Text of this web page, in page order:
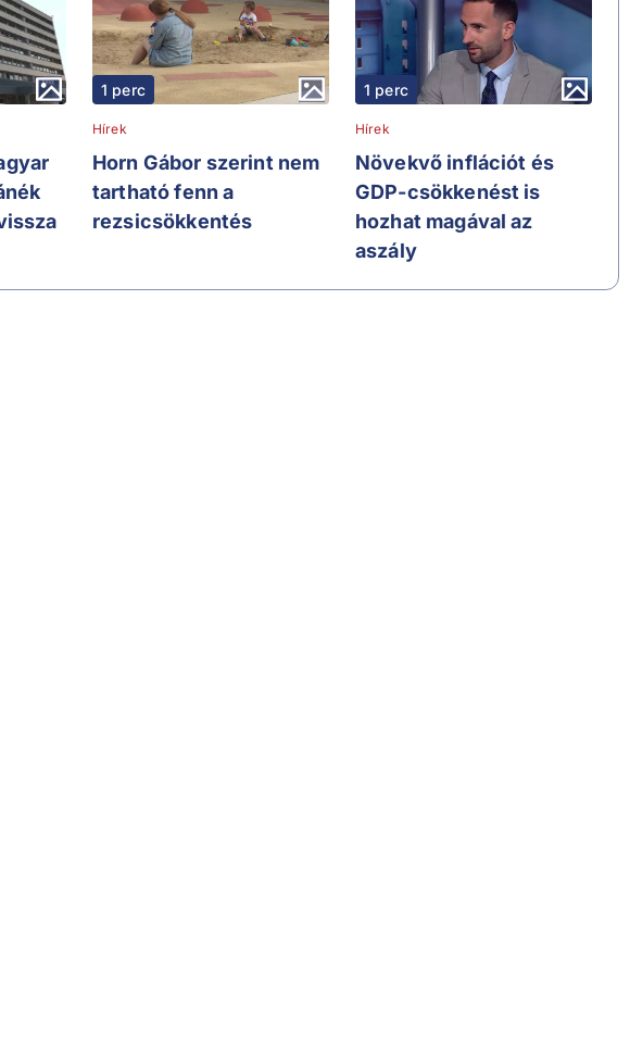
1 perc
Hírek
Horn Gábor szerint nem
tartható fenn a
rezsicsökkentés
1 perc
Hírek
Növekvő inflációt és
GDP-csökkenést is
hozhat magával az
aszály